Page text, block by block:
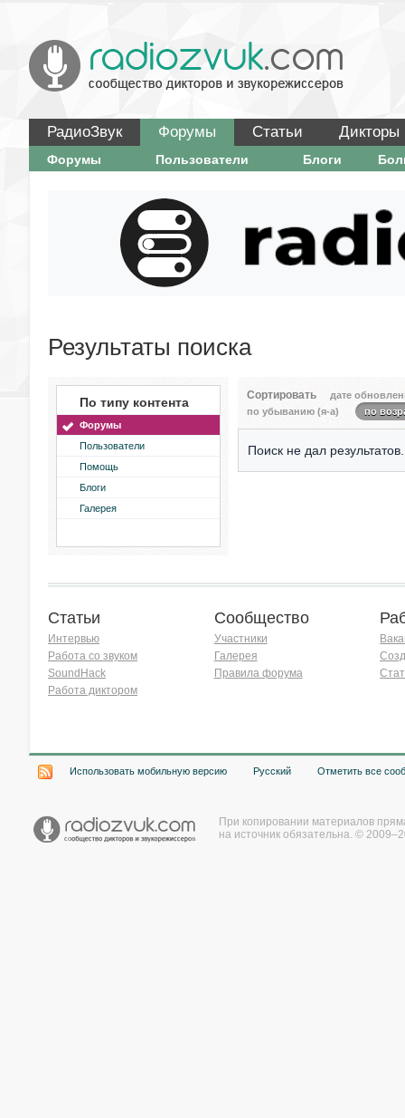
РадиоЗвук Форумы Статьи Дикторы
Форумы Пользователи Блоги
Результаты поиска
По типу контента
Форумы
Пользователи
Помощь
Блоги
Галерея
Сортировать
дате
по убыванию (я-а)
по
Поиск не дал результатов.
Статьи
Интервью
Работа со звуком
SoundHack
Работа диктором
Сообщество
Участники
Галерея
Правила форума
Использовать мобильную версию Русский Отметить все
При копировании материалов
на источник обязательна. ©